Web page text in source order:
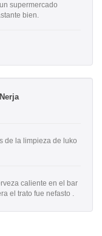
supermercado
bien.
de la limpieza de luko
caliente en el bar
el trato fue nefasto .